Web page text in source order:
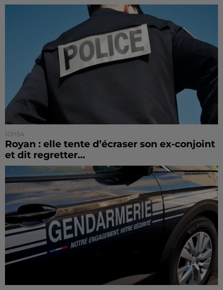
10h54
Royan : elle tente d’écraser son ex-conjoint
et dit regretter...